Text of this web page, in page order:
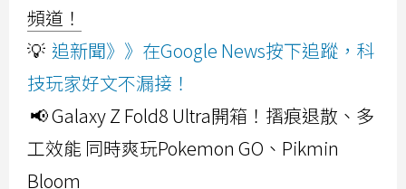
頻道！
💡 追新聞》》在Google News按下追蹤，科
技玩家好文不漏接！
📢 Galaxy Z Fold8 Ultra開箱！摺痕退散、多
工效能 同時爽玩Pokemon GO、Pikmin
Bloom